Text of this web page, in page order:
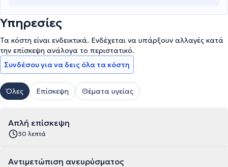
Υπηρεσίες
Τα κόστη είναι ενδεικτικά. Ενδέχεται να υπάρξουν αλλαγές κατά
την επίσκεψη ανάλογα το περιστατικό.
Συνδέσου για να δεις όλα τα κόστη
Όλες Επίσκεψη Θέματα υγείας
Απλή επίσκεψη
30 λεπτά
Αντιμετώπιση ανευρύσματος